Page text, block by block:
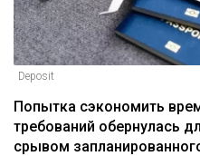
Deposit
Попытка сэкономить
требований обернулась
срывом